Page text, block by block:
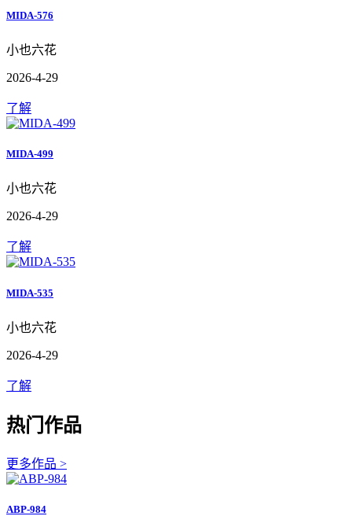
MIDA-576
小也六花
2026-4-29
了解
MIDA-499
小也六花
2026-4-29
了解
MIDA-535
小也六花
2026-4-29
了解
热门作品
更多作品 >
ABP-984